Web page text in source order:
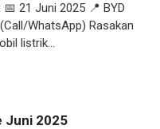
21 Juni 2025 📍 BYD
WhatsApp) Rasakan
listrik…
Juni 2025